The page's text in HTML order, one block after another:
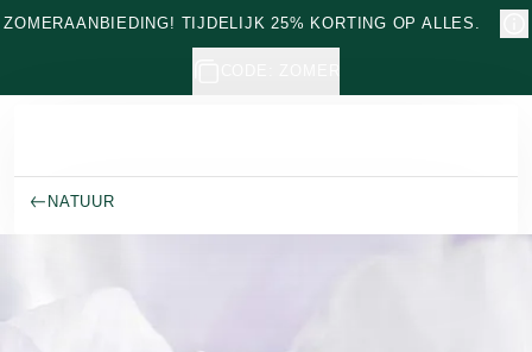
Naar hoofdinhoud gaan
ZOMERAANBIEDING! TIJDELIJK 25% KORTING OP ALLES.
NATUUR